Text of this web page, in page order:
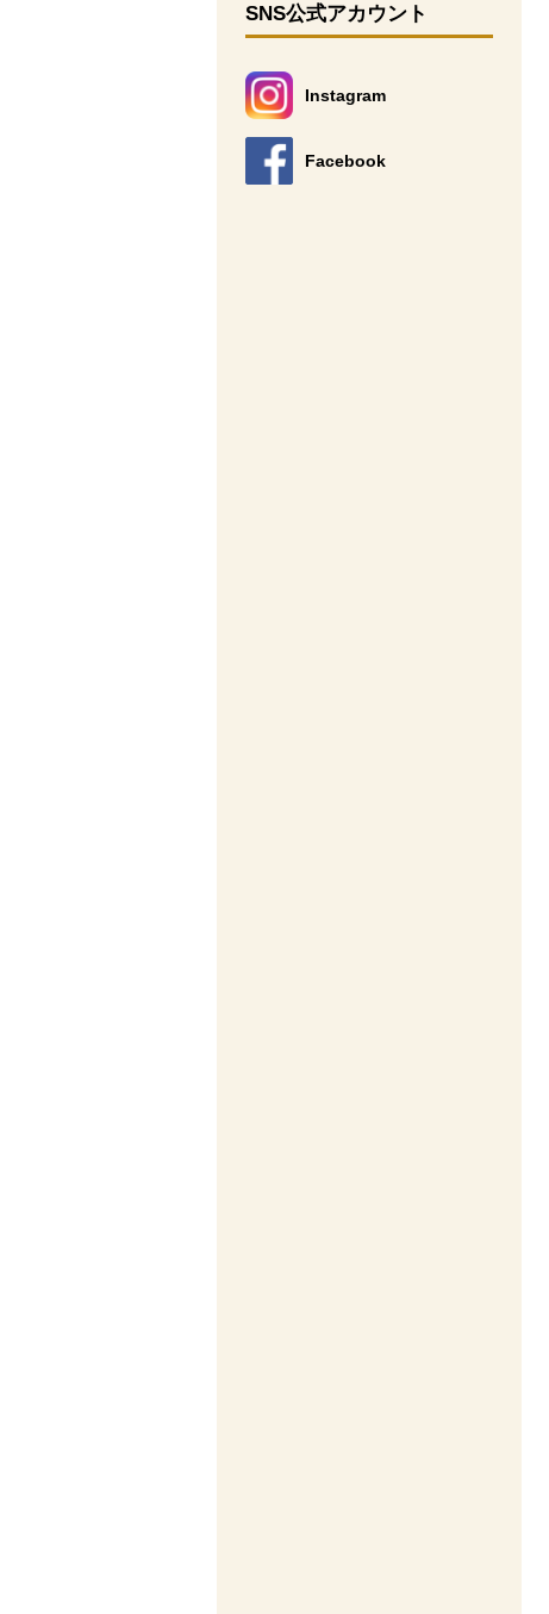
SNS公式アカウント
Instagram
別のウィンドウで開きます。
Facebook
別のウィンドウで開きます。